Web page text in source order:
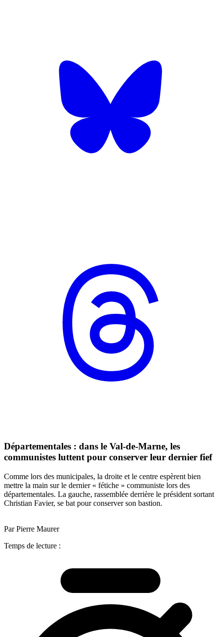
Départementales : dans le Val-de-Marne, les
communistes luttent pour conserver leur dernier fief
Comme lors des municipales, la droite et le centre espèrent bien
mettre la main sur le dernier « fétiche » communiste lors des
départementales. La gauche, rassemblée derrière le président sortant
Christian Favier, se bat pour conserver son bastion.
Par Pierre Maurer
Temps de lecture :